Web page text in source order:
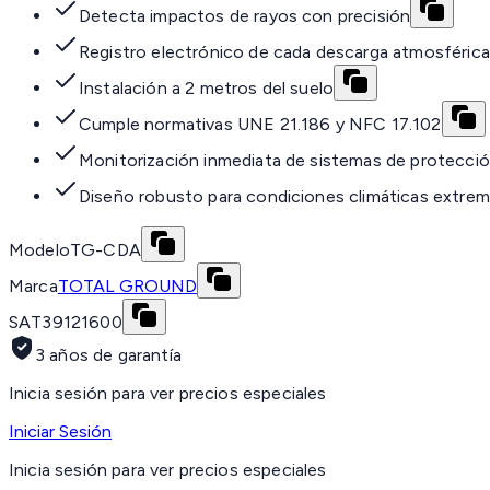
Detecta impactos de rayos con precisión
Registro electrónico de cada descarga atmosférica
Instalación a 2 metros del suelo
Cumple normativas UNE 21.186 y NFC 17.102
Monitorización inmediata de sistemas de
Diseño robusto para condiciones climáticas
ModeloTG-CDA
MarcaTOTAL GROUND
SAT39121600
3 años de garantía
Inicia sesión para ver precios especiales
Iniciar Sesión
Inicia sesión para ver precios especiales